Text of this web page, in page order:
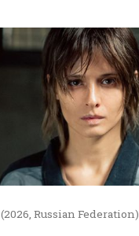
(2026, Russian Federation)